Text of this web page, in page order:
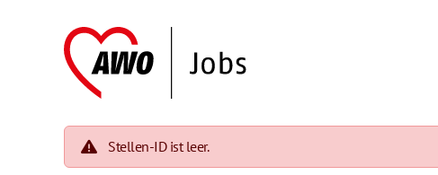
Stellen-ID ist leer.